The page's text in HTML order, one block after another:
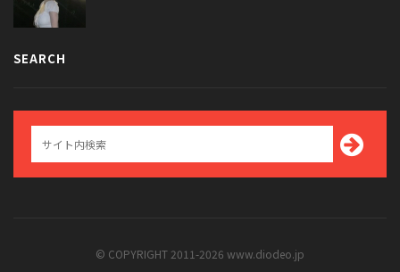
SEARCH
© COPYRIGHT 2011-2026 www.diodeo.jp